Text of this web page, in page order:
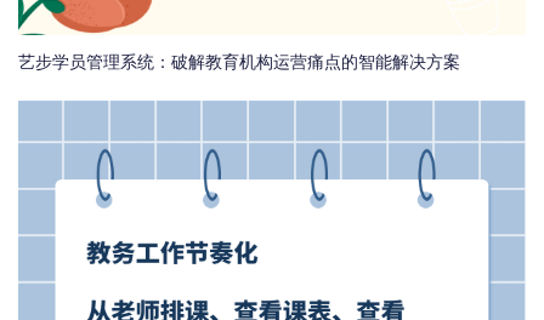
艺步学员管理系统：破解教育机构运营痛点的智能解决方案